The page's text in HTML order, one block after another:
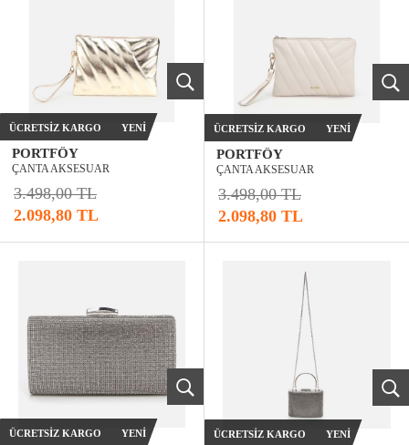
PORTFÖY
ÇANTA AKSESUAR
3.498,00 TL
2.098,80 TL
ÜCRETSIZ KARGO YENI
PORTFÖY
ÇANTA AKSESUAR
3.498,00 TL
2.098,80 TL
ÜCRETSIZ KARGO YENI
ÜCRETSIZ KARGO YENI ÜCRETSIZ KARGO YENI